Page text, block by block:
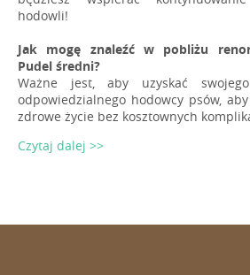
hodowli!
Jak mogę znaleźć w pobliżu
Pudel średni?
Ważne jest, aby uzyskać
odpowiedzialnego hodowcy psów,
zdrowe życie bez kosztownych
Czytaj dalej >>